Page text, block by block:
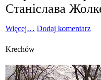
Станіслава
Więcej… Dodaj komentarz
Krechów